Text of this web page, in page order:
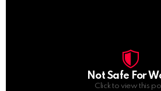
Not Safe For
Click to view this